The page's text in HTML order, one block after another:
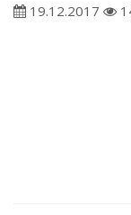
19.12.2017